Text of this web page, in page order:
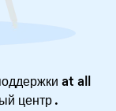
at all
центр.